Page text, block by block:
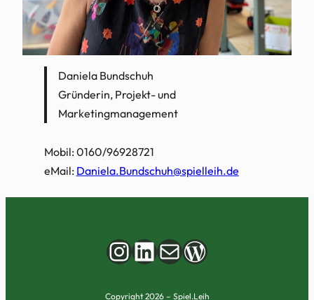
Daniela Bundschuh
Gründerin, Projekt- und
Marketingmanagement
Mobil: 0160/96928721
eMail: Daniela.Bundschuh@spielleih.de
Instagram
LinkedIn
MailWordPress
Copyright 2026 – Spiel.Leih